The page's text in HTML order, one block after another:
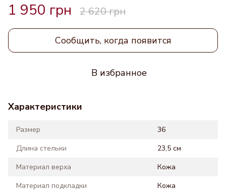
1 950 грн 2 620 грн
Сообщить, когда появится
В избранное
Характеристики
Размер
36
Длина стельки
23,5 см
Материал верха
Кожа
Материал подкладки
Кожа